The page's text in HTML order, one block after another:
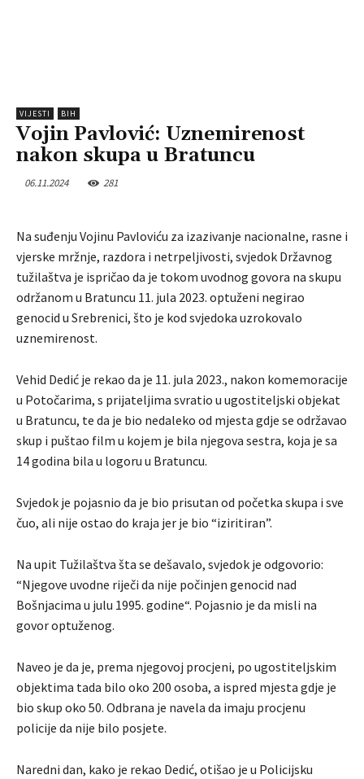
VIJESTI BIH
Vojin Pavlović: Uznemirenost
nakon skupa u Bratuncu
06.11.2024 281
Na suđenju Vojinu Pavloviću za izazivanje nacionalne, rasne i
vjerske mržnje, razdora i netrpeljivosti, svjedok Državnog
tužilaštva je ispričao da je tokom uvodnog govora na skupu
održanom u Bratuncu 11. jula 2023. optuženi negirao
genocid u Srebrenici, što je kod svjedoka uzrokovalo
uznemirenost.
Vehid Dedić je rekao da je 11. jula 2023., nakon komemoracije
u Potočarima, s prijateljima svratio u ugostiteljski objekat
u Bratuncu, te da je bio nedaleko od mjesta gdje se održavao
skup i puštao film u kojem je bila njegova sestra, koja je sa
14 godina bila u logoru u Bratuncu.
Svjedok je pojasnio da je bio prisutan od početka skupa i sve
čuo, ali nije ostao do kraja jer je bio “iziritiran”.
Na upit Tužilaštva šta se dešavalo, svjedok je odgovorio:
“Njegove uvodne riječi da nije počinjen genocid nad
Bošnjacima u julu 1995. godine“. Pojasnio je da misli na
govor optuženog.
Naveo je da je, prema njegovoj procjeni, po ugostiteljskim
objektima tada bilo oko 200 osoba, a ispred mjesta gdje je
bio skup oko 50. Odbrana je navela da imaju procjenu
policije da nije bilo posjete.
Naredni dan, kako je rekao Dedić, otišao je u Policijsku